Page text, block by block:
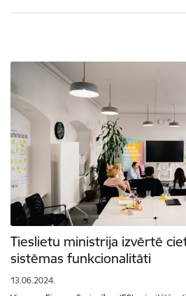
Tieslietu ministrija izvērtē
sistēmas funkcionalitāti
13.06.2024.